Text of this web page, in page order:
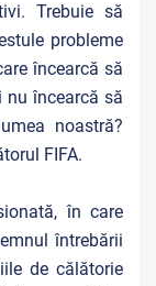
Trebuie să
probleme
încearcă să
nu încearcă să
noastră?
FIFA.
în care
întrebării
de călătorie